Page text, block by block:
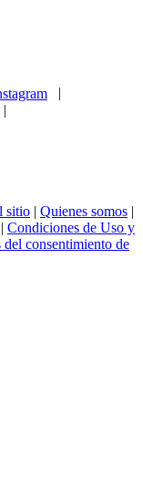
|
|
sitio | Quienes somos |
| Condiciones de Uso y
del consentimiento de